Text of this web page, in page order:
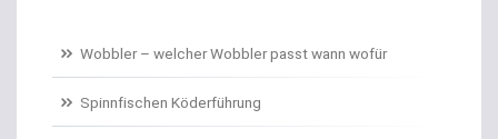
Bissanzeiger
Bivytable
Wobbler – welcher Wobbler passt wann wofür
Spinnfischen Köderführung